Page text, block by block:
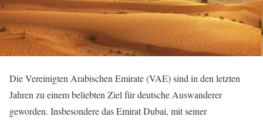
Die Vereinigten Arabischen Emirate (VAE) sind in den letzten
Jahren zu einem beliebten Ziel für deutsche Auswanderer
geworden. Insbesondere das Emirat Dubai, mit seiner